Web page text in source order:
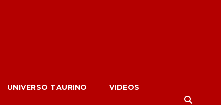
UNIVERSO TAURINO VIDEOS